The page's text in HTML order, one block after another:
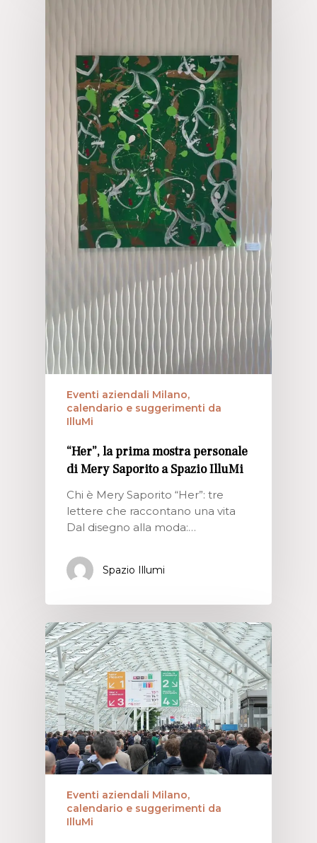
Eventi aziendali Milano,
calendario e suggerimenti da
IlluMi
“Her”, la prima mostra personale
di Mery Saporito a Spazio IlluMi
Chi è Mery Saporito “Her”: tre
lettere che raccontano una vita
Dal disegno alla moda:…
Spazio Illumi
Eventi aziendali Milano,
calendario e suggerimenti da
IlluMi